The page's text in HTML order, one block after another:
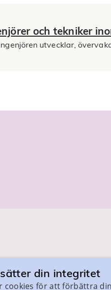
och tekniker
utvecklar,
din integritet
cookies för att förbättra din